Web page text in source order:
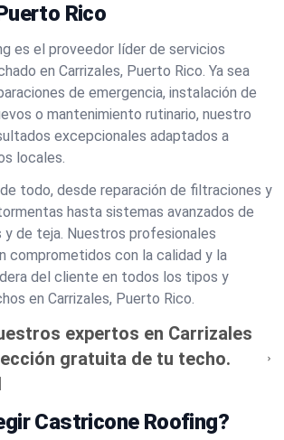
Rico
es el proveedor líder de servicios
en Carrizales, Puerto Rico. Ya sea
de emergencia, instalación de
o mantenimiento rutinario, nuestro
excepcionales adaptados a
locales.
todo, desde reparación de filtraciones y
hasta sistemas avanzados de
de teja. Nuestros profesionales
comprometidos con la calidad y la
del cliente en todos los tipos y
en Carrizales, Puerto Rico.
expertos en Carrizales
gratuita de tu techo.
Castricone Roofing?